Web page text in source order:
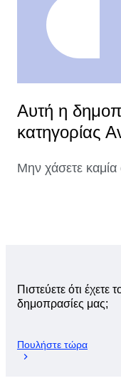
Αυτή η
κατηγορίας
Μην χάσετε καμία
Πιστεύετε ότι έχετε
δημοπρασίες μας;
Πουλήστε τώρα